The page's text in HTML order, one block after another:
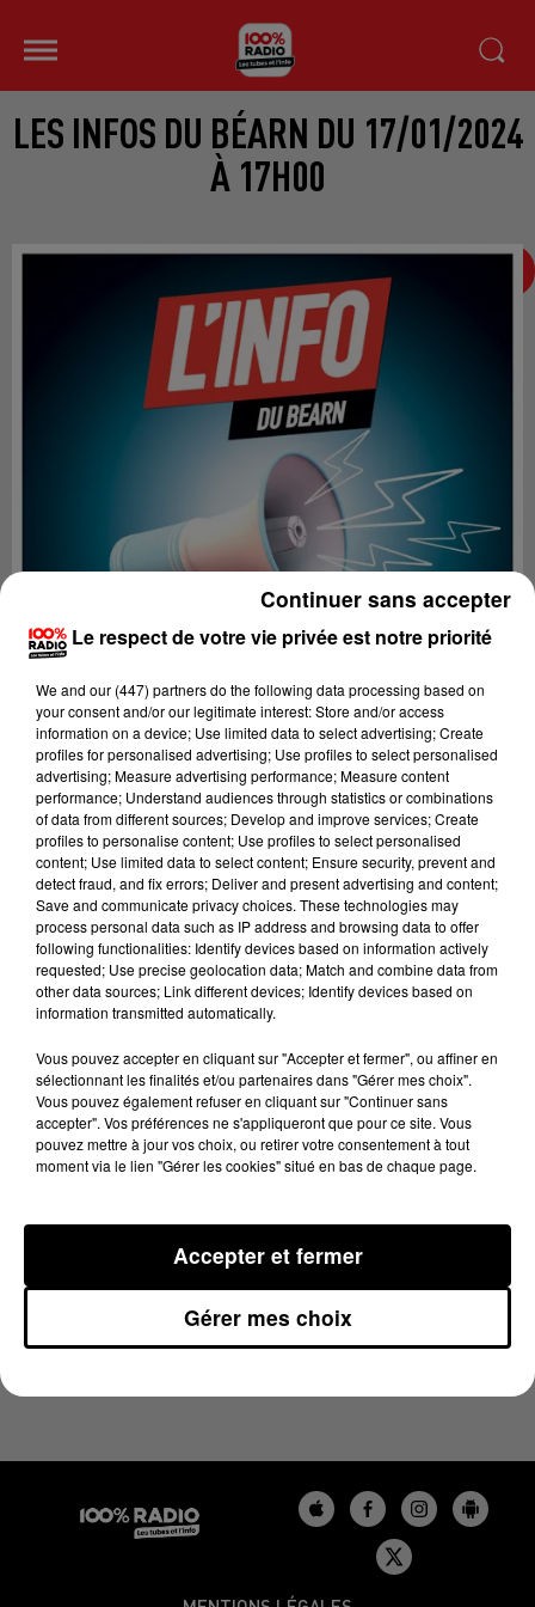
LES INFOS DU BÉARN DU 17/01/2024
À 17H00
Lecture (4 min 22 sec)
100%
17 janvier 2024 - 4 min 22 sec
LES INFOS DU BÉARN DU 17/01/2024 À 17H00
Le respect de votre vie privée est notre priorité
We and our (447) partnersdo the following data processing based on
your consent and/or our legitimate interest: Store and/or access
information on a device; Use limited data to select advertising; Create
profiles for personalised advertising; Use profiles to select personalised
advertising; Measure advertising performance; Measure content
performance; Understand audiences through statistics or combinations
of data from different sources; Develop and improve services; Create
profiles to personalise content; Use profiles to select personalised
content; Use limited data to select content; Ensure security, prevent and
detect fraud, and fix errors; Deliver and present advertising and content;
Save and communicate privacy choices. These technologies may
process personal data such as IP address and browsing data to offer
following functionalities: Identify devices based on information actively
requested; Use precise geolocation data; Match and combine data from
other data sources; Link different devices; Identify devices based on
information transmitted automatically.
Vous pouvez accepter en cliquant sur "Accepter et fermer", ou affiner en
sélectionnant les finalités et/ou partenaires dans "Gérer mes choix".
Vous pouvez également refuser en cliquant sur "Continuer sans
accepter". Vos préférences ne s'appliqueront que pour ce site. Vous
pouvez mettre à jour vos choix, ou retirer votre consentement à tout
moment via le lien "Gérer les cookies" situé en bas de chaque page.
Gérer mes choix
Accepter et fermer
Continuer sans accepter